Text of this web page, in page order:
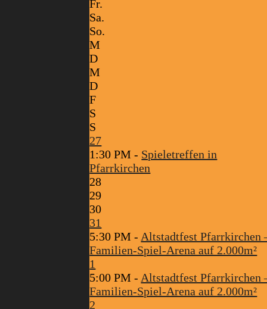
Fr.
Sa.
So.
M
D
M
D
F
S
S
27
1:30 PM - Spieletreffen in
Pfarrkirchen
28
29
30
31
5:30 PM - Altstadtfest Pfarrkirchen
Familien-Spiel-Arena auf 2.000m²
1
5:00 PM - Altstadtfest Pfarrkirchen
Familien-Spiel-Arena auf 2.000m²
2